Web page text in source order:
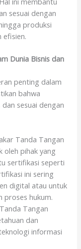
sesuai dengan
produksi
efisien.
Dunia Bisnis dan
penting dalam
bahwa
sesuai dengan
Tanda Tangan
oleh pihak yang
sertifikasi seperti
ini sering
digital atau untuk
proses hukum.
Tangan
dan
informasi